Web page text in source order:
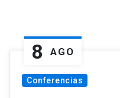
8 AGO
Conferencias